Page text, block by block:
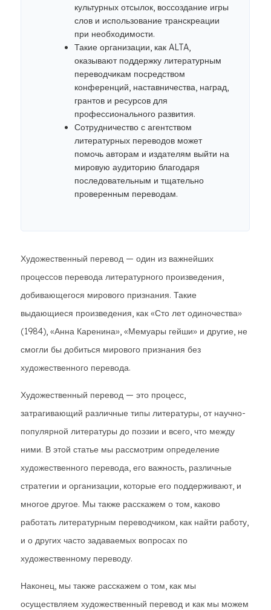
культурных отсылок, воссоздание игры
слов и использование транскреации
при необходимости.
Такие организации, как ALTA,
оказывают поддержку литературным
переводчикам посредством
конференций, наставничества, наград,
грантов и ресурсов для
профессионального развития.
Сотрудничество с агентством
литературных переводов может
помочь авторам и издателям выйти на
мировую аудиторию благодаря
последовательным и тщательно
проверенным переводам.
Художественный перевод — один из важнейших
процессов перевода литературного произведения,
добивающегося мирового признания. Такие
выдающиеся произведения, как «Сто лет одиночества»
(1984), «Анна Каренина», «Мемуары гейши» и другие, не
смогли бы добиться мирового признания без
художественного перевода.
Художественный перевод — это процесс,
затрагивающий различные типы литературы, от научно-
популярной литературы до поэзии и всего, что между
ними. В этой статье мы рассмотрим определение
художественного перевода, его важность, различные
стратегии и организации, которые его поддерживают, и
многое другое. Мы также расскажем о том, каково
работать литературным переводчиком, как найти работу,
и о других часто задаваемых вопросах по
художественному переводу.
Наконец, мы также расскажем о том, как мы
осуществляем художественный перевод и как мы можем